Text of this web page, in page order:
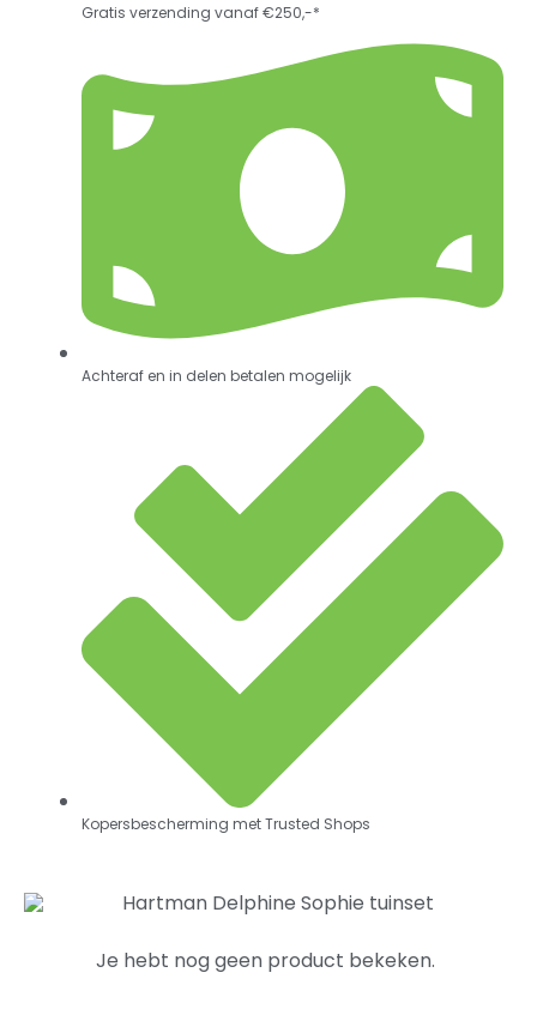
Gratis verzending vanaf €250,-*
Achteraf en in delen betalen mogelijk
Kopersbescherming met Trusted Shops
Je hebt nog geen product bekeken.